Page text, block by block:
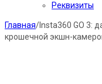
Реквизиты
Главная/Insta360 GO 3:
крошечной экшн-